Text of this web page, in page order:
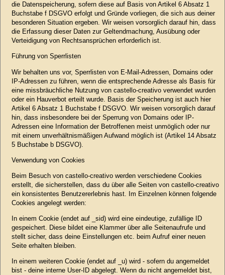
die Datenspeicherung, sofern diese auf Basis von Artikel 6 Absatz 1
Buchstabe f DSGVO erfolgt und Gründe vorliegen, die sich aus deiner
besonderen Situation ergeben. Wir weisen vorsorglich darauf hin, dass
die Erfassung dieser Daten zur Geltendmachung, Ausübung oder
Verteidigung von Rechtsansprüchen erforderlich ist.
Führung von Sperrlisten
Wir behalten uns vor, Sperrlisten von E-Mail-Adressen, Domains oder
IP-Adressen zu führen, wenn die entsprechende Adresse als Basis für
eine missbräuchliche Nutzung von castello-creativo verwendet wurden
oder ein Hauverbot erteilt wurde. Basis der Speicherung ist auch hier
Artikel 6 Absatz 1 Buchstabe f DSGVO. Wir weisen vorsorglich darauf
hin, dass insbesondere bei der Sperrung von Domains oder IP-
Adressen eine Information der Betroffenen meist unmöglich oder nur
mit einem unverhältnismäßigen Aufwand möglich ist (Artikel 14 Absatz
5 Buchstabe b DSGVO).
Verwendung von Cookies
Beim Besuch von castello-creativo werden verschiedene Cookies
erstellt, die sicherstellen, dass du über alle Seiten von castello-creativo
ein konsistentes Benutzererlebnis hast. Im Einzelnen können folgende
Cookies angelegt werden:
In einem Cookie (endet auf _sid) wird eine eindeutige, zufällige ID
gespeichert. Diese bildet eine Klammer über alle Seitenaufrufe und
stellt sicher, dass deine Einstellungen etc. beim Aufruf einer neuen
Seite erhalten bleiben.
In einem weiteren Cookie (endet auf _u) wird - sofern du angemeldet
bist - deine interne User-ID abgelegt. Wenn du nicht angemeldet bist,